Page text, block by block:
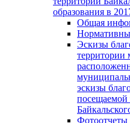
образования в
Общая
Эскизы
территории
эскизы
посещаемой
Фотоотчеты